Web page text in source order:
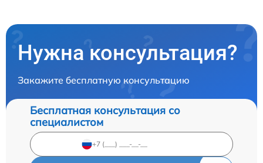
Нужна консультация?
Закажите бесплатную консультацию
Бесплатная консультация со
специалистом